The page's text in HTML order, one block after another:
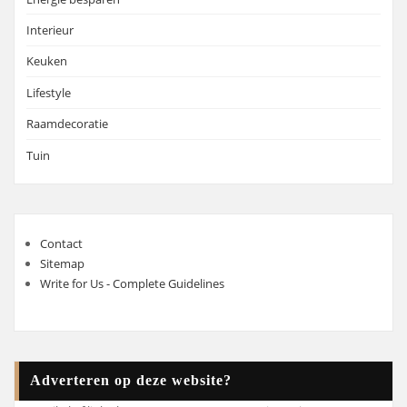
Interieur
Keuken
Lifestyle
Raamdecoratie
Tuin
Contact
Sitemap
Write for Us - Complete Guidelines
Adverteren op deze website?